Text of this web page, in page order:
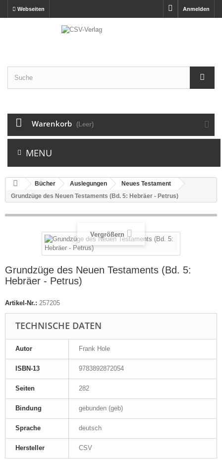
Anmelden
Webseiten
Warenkorb (Leer)
MENU
Bücher Auslegungen
Neues Testament
Grundzüge des Neuen Testaments (Bd. 5: Hebräer - Petrus)
Vergrößern
Grundzüge des Neuen Testaments (Bd. 5:
Hebräer - Petrus)
Artikel-Nr.: 257205
TECHNISCHE DATEN
Autor Frank Hole
ISBN-13 9783892872054
Seiten 282
Bindung gebunden (geb)
Sprache deutsch
Hersteller CSV